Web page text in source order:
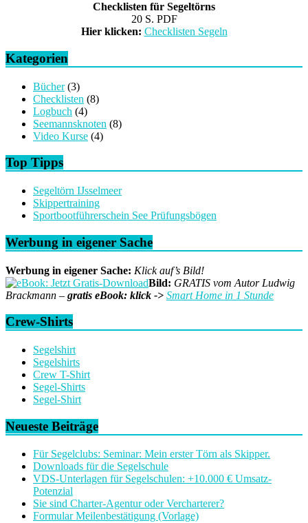
Checklisten für Segeltörns
20 S. PDF
Hier klicken: Checklisten Segeln
Kategorien
Bücher(3)
Checklisten (8)
Logbuch (4)
Seemannsknoten (8)
Video Kurse (4)
Top Tipps
Segeltörn IJsselmeer
Skippertraining
Sportbootführerschein See Prüfungsbögen
Werbung in eigener Sache
Werbung in eigener Sache: Klick auf’s Bild!
Bild: GRATIS vom Autor Ludwig
Brackmann – gratis eBook: klick -> Smart Home in 1 Stunde
Crew-Shirts
Segelshirt
Segelshirts
Crew T-Shirt
Segel-Shirts
Segel-Shirt
Neueste Beiträge
Für Segelclubs: Seminar: Mein erster Törn als Skipper.
Downloads für die Segelschule
VDS-Unterlagen für Segelschulen: +10.000 € Umsatz-
Potenzial
Sie sind Charter-Agentur oder Vercharterer?
Formular Meilenbestätigung (Vorlage)